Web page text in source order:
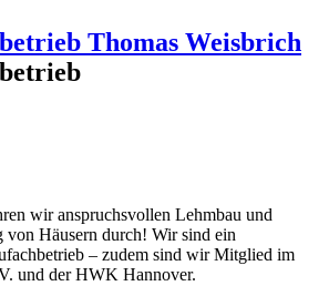
Thomas Weisbrich
wir anspruchsvollen Lehmbau und
von Häusern durch! Wir sind ein
– zudem sind wir Mitglied im
und der HWK Hannover.